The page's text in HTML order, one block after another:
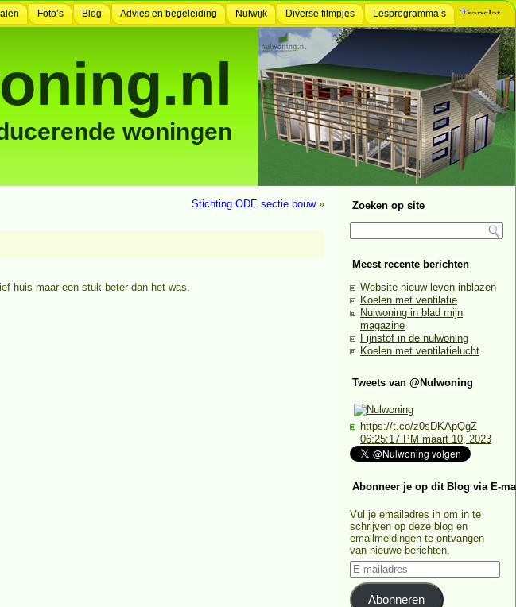
Foto’s Blog Advies en begeleiding Nulwijk Diverse filmpjes Lesprogramma’s
woningen
Stichting ODE sectie bouw»
huis maar een stuk beter dan het was.
Zoeken op site
Meest recente berichten
Website nieuw leven inblazen
Koelen met ventilatie
Nulwoning in blad mijn
magazine
Fijnstof in de nulwoning
Koelen met ventilatielucht
Tweets van @Nulwoning
https://t.co/z0sDKApQgZ
06:25:17 PM maart 10, 2023
Abonneer je op dit Blog via E-
Vul je emailadres in om in te
schrijven op deze blog en
emailmeldingen te ontvangen
van nieuwe berichten.
E-
mailadres
Abonneren